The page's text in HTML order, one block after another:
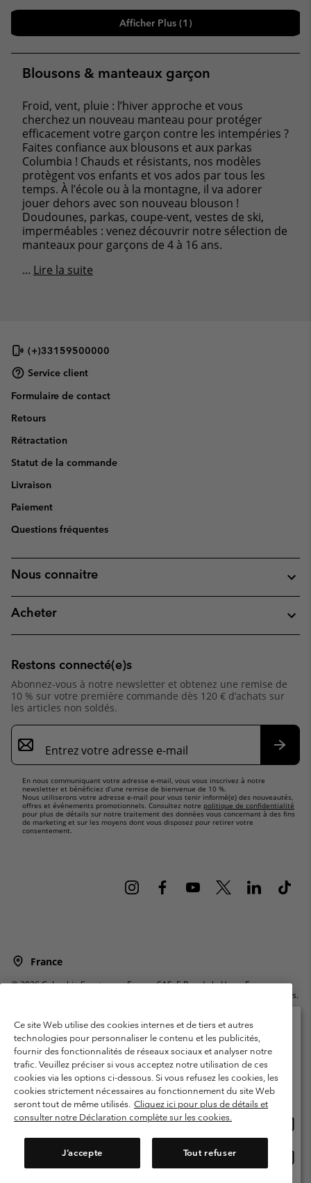
Afficher Plus (1)
Blousons & manteaux garçon
Froid, vent, pluie : l’hiver approche et vous
cherchez un nouveau manteau pour protéger
efficacement votre garçon contre les intempéries ?
Faites confiance aux blousons et aux parkas
Columbia ! Chauds et résistants, nos modèles
protègent vos enfants et vos ados par tous les
temps. À l’école ou à la montagne, il va adorer
jouer dehors avec son nouveau blouson !
Doudounes, parkas, coupe-vent, vestes de ski,
imperméables : venez découvrir notre sélection de
manteaux pour garçons de 4 à 16 ans.
... Lire la suite
(+)33159500000
Service client
Formulaire de contact
Retours
Rétractation
Statut de la commande
Livraison
Paiement
Questions fréquentes
Nous connaitre
Acheter
Restons connecté(e)s
Abonnez-vous à notre newsletter et obtenez une remise de
10 % sur votre première commande dès 120 € d’achats sur
les articles non soldés.
Inscription
par
e-
En nous communiquant votre adresse e-mail, vous vous inscrivez à notre
newsletter et bénéficiez d’une remise de bienvenue de 10 %.
Nous utiliserons votre adresse e-mail pour vous tenir informé(e) des nouveautés,
offres et événements promotionnels. Consultez notre politique de confidentialité
pour plus de détails sur notre traitement des données vous concernant à des fins
de marketing et sur les moyens dont vous disposez pour retirer votre
consentement.
France
©2026Columbia Sportswear Europe SAS. 5 Rue de la Haye, Espace
Européen de l'entreprise 67300 Schiltigheim, France. Tous droits réservés.
Garanties Légales
Politique de confidentialité
Conditions d'utilisation - Membres
Conditions D'utilisation - Contenu généré par l'utilisateur
Impressum
Cookies
Public CBCR
Ce site Web utilise des cookies internes et de tiers et autres
technologies pour personnaliser le contenu et les publicités,
fournir des fonctionnalités de réseaux sociaux et analyser notre
trafic. Veuillez préciser si vous acceptez notre utilisation de ces
cookies via les options ci-dessous. Si vous refusez les cookies, les
cookies strictement nécessaires au fonctionnement du site Web
seront tout de même utilisés. Cliquez ici pour plus de détails et
consulter notre Déclaration complète sur les cookies.
J’accepte Tout refuser
Veuillez sélectionner votre pays d’expédition et
votre langue
Achats en ligne disponibles
United States
ligne
France